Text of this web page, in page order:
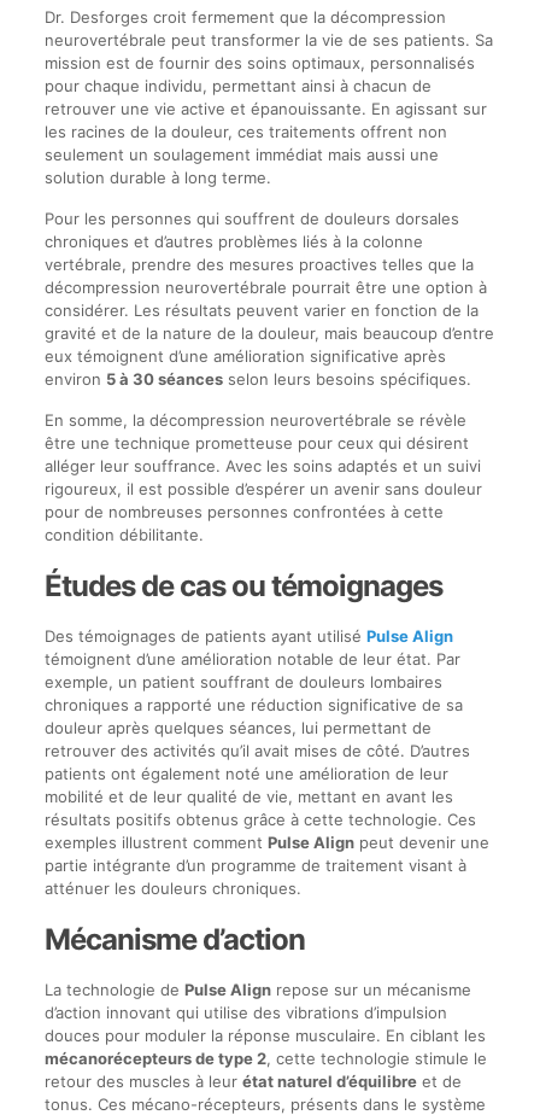
Dr. Desforges croit fermement que la décompression
neurovertébrale peut transformer la vie de ses patients. Sa
mission est de fournir des soins optimaux, personnalisés
pour chaque individu, permettant ainsi à chacun de
retrouver une vie active et épanouissante. En agissant sur
les racines de la douleur, ces traitements offrent non
seulement un soulagement immédiat mais aussi une
solution durable à long terme.
Pour les personnes qui souffrent de douleurs dorsales
chroniques et d’autres problèmes liés à la colonne
vertébrale, prendre des mesures proactives telles que la
décompression neurovertébrale pourrait être une option à
considérer. Les résultats peuvent varier en fonction de la
gravité et de la nature de la douleur, mais beaucoup d’entre
eux témoignent d’une amélioration significative après
environ 5 à 30 séancesselon leurs besoins spécifiques.
En somme, la décompression neurovertébrale se révèle
être une technique prometteuse pour ceux qui désirent
alléger leur souffrance. Avec les soins adaptés et un suivi
rigoureux, il est possible d’espérer un avenir sans douleur
pour de nombreuses personnes confrontées à cette
condition débilitante.
Études de cas ou témoignages
Des témoignages de patients ayant utilisé Pulse Align
témoignent d’une amélioration notable de leur état. Par
exemple, un patient souffrant de douleurs lombaires
chroniques a rapporté une réduction significative de sa
douleur après quelques séances, lui permettant de
retrouver des activités qu’il avait mises de côté. D’autres
patients ont également noté une amélioration de leur
mobilité et de leur qualité de vie, mettant en avant les
résultats positifs obtenus grâce à cette technologie. Ces
exemples illustrent comment Pulse Alignpeut devenir une
partie intégrante d’un programme de traitement visant à
atténuer les douleurs chroniques.
Mécanisme d’action
La technologie de Pulse Alignrepose sur un mécanisme
d’action innovant qui utilise des vibrations d’impulsion
douces pour moduler la réponse musculaire. En ciblant les
mécanorécepteurs de type 2, cette technologie stimule le
retour des muscles à leur état naturel d’équilibreet de
tonus. Ces mécano-récepteurs, présents dans le système